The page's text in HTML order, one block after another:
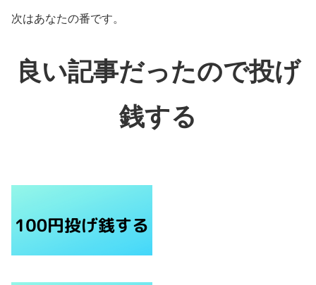
次はあなたの番です。
良い記事だったので投げ
銭する